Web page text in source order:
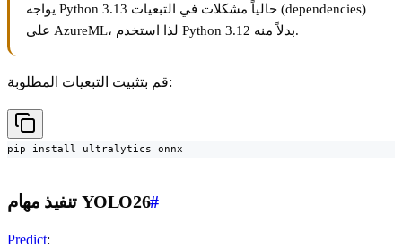
يواجه Python 3.13 حالياً مشكلات في التبعيات (dependencies)
على AzureML، لذا استخدم Python 3.12 بدلاً منه.
قم بتثبيت التبعيات المطلوبة:
pip install ultralytics onnx
تنفيذ مهام YOLO26#
Predict: